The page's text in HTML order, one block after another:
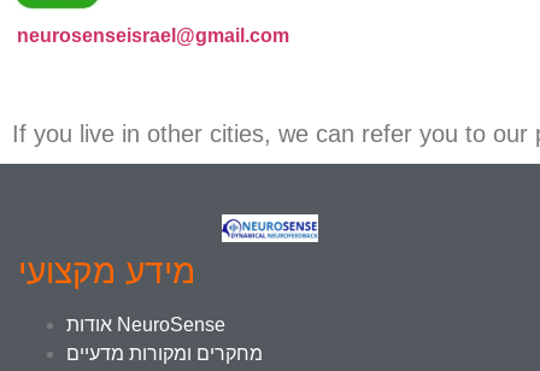
neurosenseisrael@gmail.com
If you live in other cities, we can refer you to our
מידע מקצועי
אודות NeuroSense
מחקרים ומקורות מדעיים